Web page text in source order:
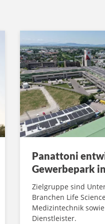
Panattoni
Gewerbepark
Zielgruppe sind
Branchen Life
Medizintechnik
Dienstleister.